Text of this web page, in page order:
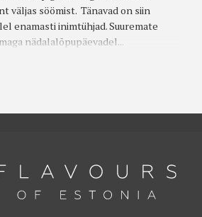
väljas söömist. Tänavad on siin
enamasti inimtühjad. Suuremate
nädalalõpupäevadel...